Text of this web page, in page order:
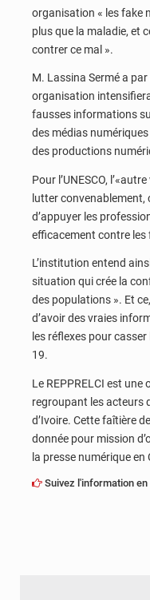
organisation « les fake
plus que la maladie, et
contrer ce mal ».
M. Lassina Sermé a
organisation
fausses informations
des médias
des productions
Pour l’UNESCO,
lutter convenablement,
d’appuyer les
efficacement contre les
L’institution entend
situation qui crée la
des populations ». Et
d’avoir des vraies
les réflexes pour
19.
Le REPPRELCI est
regroupant les acteurs
d’Ivoire. Cette faîtière
donnée pour mission
la presse numérique en
Suivez l'information